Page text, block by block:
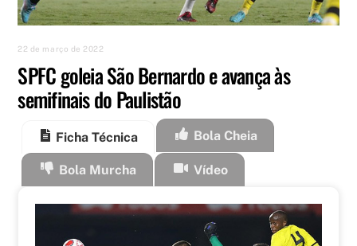
22 de março de 2022
SPFC goleia São Bernardo e avança às
semifinais do Paulistão
Ficha Técnica Bola Cheia
Bola Murcha Vídeo